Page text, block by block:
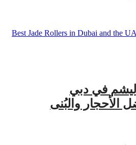
في دبي
الأحجار والبُنى